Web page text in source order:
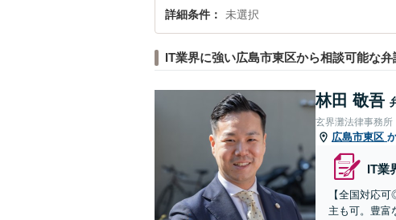
詳細条件 未選択
IT業界に強い広島市東区から相談可能な弁
林田 敬吾
玄界灘法律事務所
広島市東区
IT業
【全国対応
主も可。豊富